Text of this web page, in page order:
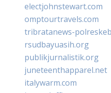
electjohnstewart.com
omptourtravels.com
tribratanews-
rsudbayuasih.org
publikjurnalistik.org
juneteenthapparel.net
italywarm.com